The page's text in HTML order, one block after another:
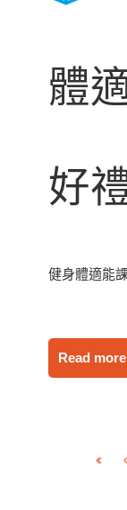
體
好
健身體適能
Read more